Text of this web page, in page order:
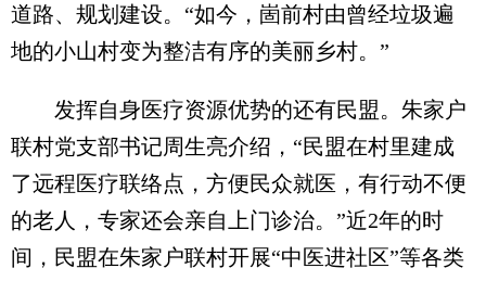
道路、规划建设。“如今，崮前村由曾经垃圾遍
地的小山村变为整洁有序的美丽乡村。”
发挥自身医疗资源优势的还有民盟。朱家户
联村党支部书记周生亮介绍，“民盟在村里建成
了远程医疗联络点，方便民众就医，有行动不便
的老人，专家还会亲自上门诊治。”近2年的时
间，民盟在朱家户联村开展“中医进社区”等各类